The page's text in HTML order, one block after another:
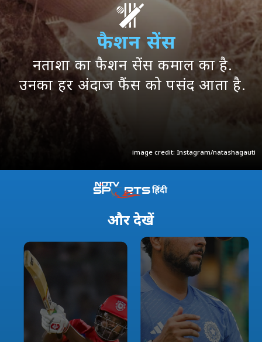
फैशन सेंस
नताशा का फैशन सेंस कमाल का है.
उनका हर अंदाज फैंस को पसंद आता है.
image credit: Instagram/natashagauti
औरदेखें